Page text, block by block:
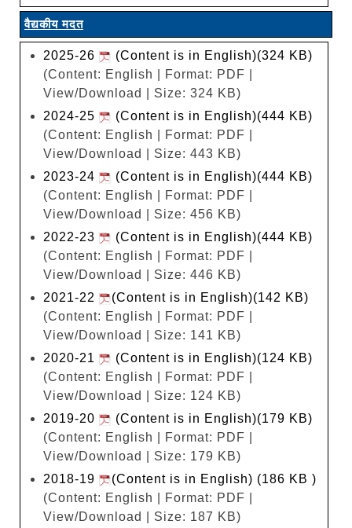
वैद्यकीय मदत
2025-26
(Content is in English)(324 KB)
(Content: English | Format: PDF |
View/Download | Size: 324 KB)
2024-25
(Content is in English)(444 KB)
(Content: English | Format: PDF |
View/Download | Size: 443 KB)
2023-24
(Content is in English)(444 KB)
(Content: English | Format: PDF |
View/Download | Size: 456 KB)
2022-23
(Content is in English)(444 KB)
(Content: English | Format: PDF |
View/Download | Size: 446 KB)
2021-22
(Content is in English)(142 KB)
(Content: English | Format: PDF |
View/Download | Size: 141 KB)
2020-21
(Content is in English)(124 KB)
(Content: English | Format: PDF |
View/Download | Size: 124 KB)
2019-20
(Content is in English)(179 KB)
(Content: English | Format: PDF |
View/Download | Size: 179 KB)
2018-19
(Content is in English) (186 KB )
(Content: English | Format: PDF |
View/Download | Size: 187 KB)